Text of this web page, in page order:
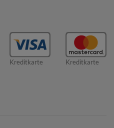
Kreditkarte Kreditkarte